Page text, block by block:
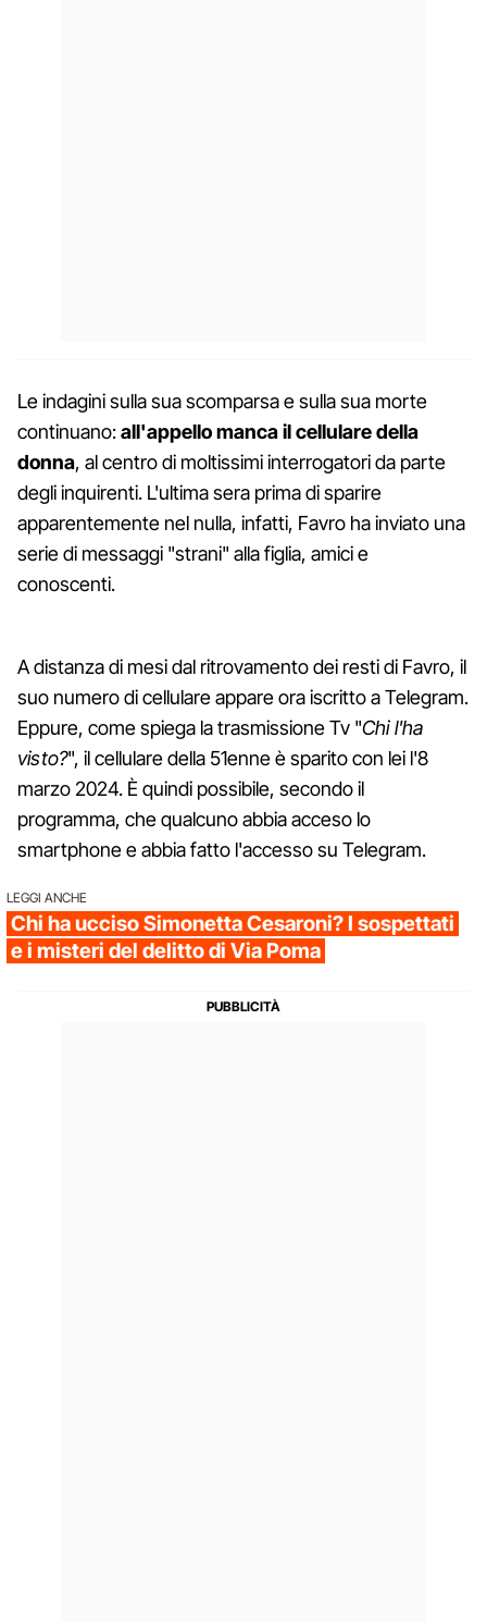
Le indagini sulla sua scomparsa e sulla sua morte
continuano:all'appello manca il cellulare della
donna, al centro di moltissimi interrogatori da parte
degli inquirenti. L'ultima sera prima di sparire
apparentemente nel nulla, infatti, Favro ha inviato una
serie di messaggi "strani" alla figlia, amici e
conoscenti.
A distanza di mesi dal ritrovamento dei resti di Favro, il
suo numero di cellulare appare ora iscritto a Telegram.
Eppure, come spiega la trasmissione Tv "Chi l'ha
visto?", il cellulare della 51enne è sparito con lei l'8
marzo 2024. È quindi possibile, secondo il
programma, che qualcuno abbia acceso lo
smartphone e abbia fatto l'accesso su Telegram.
LEGGI ANCHE
Chi ha ucciso Simonetta Cesaroni? I sospettati
e i misteri del delitto di Via Poma